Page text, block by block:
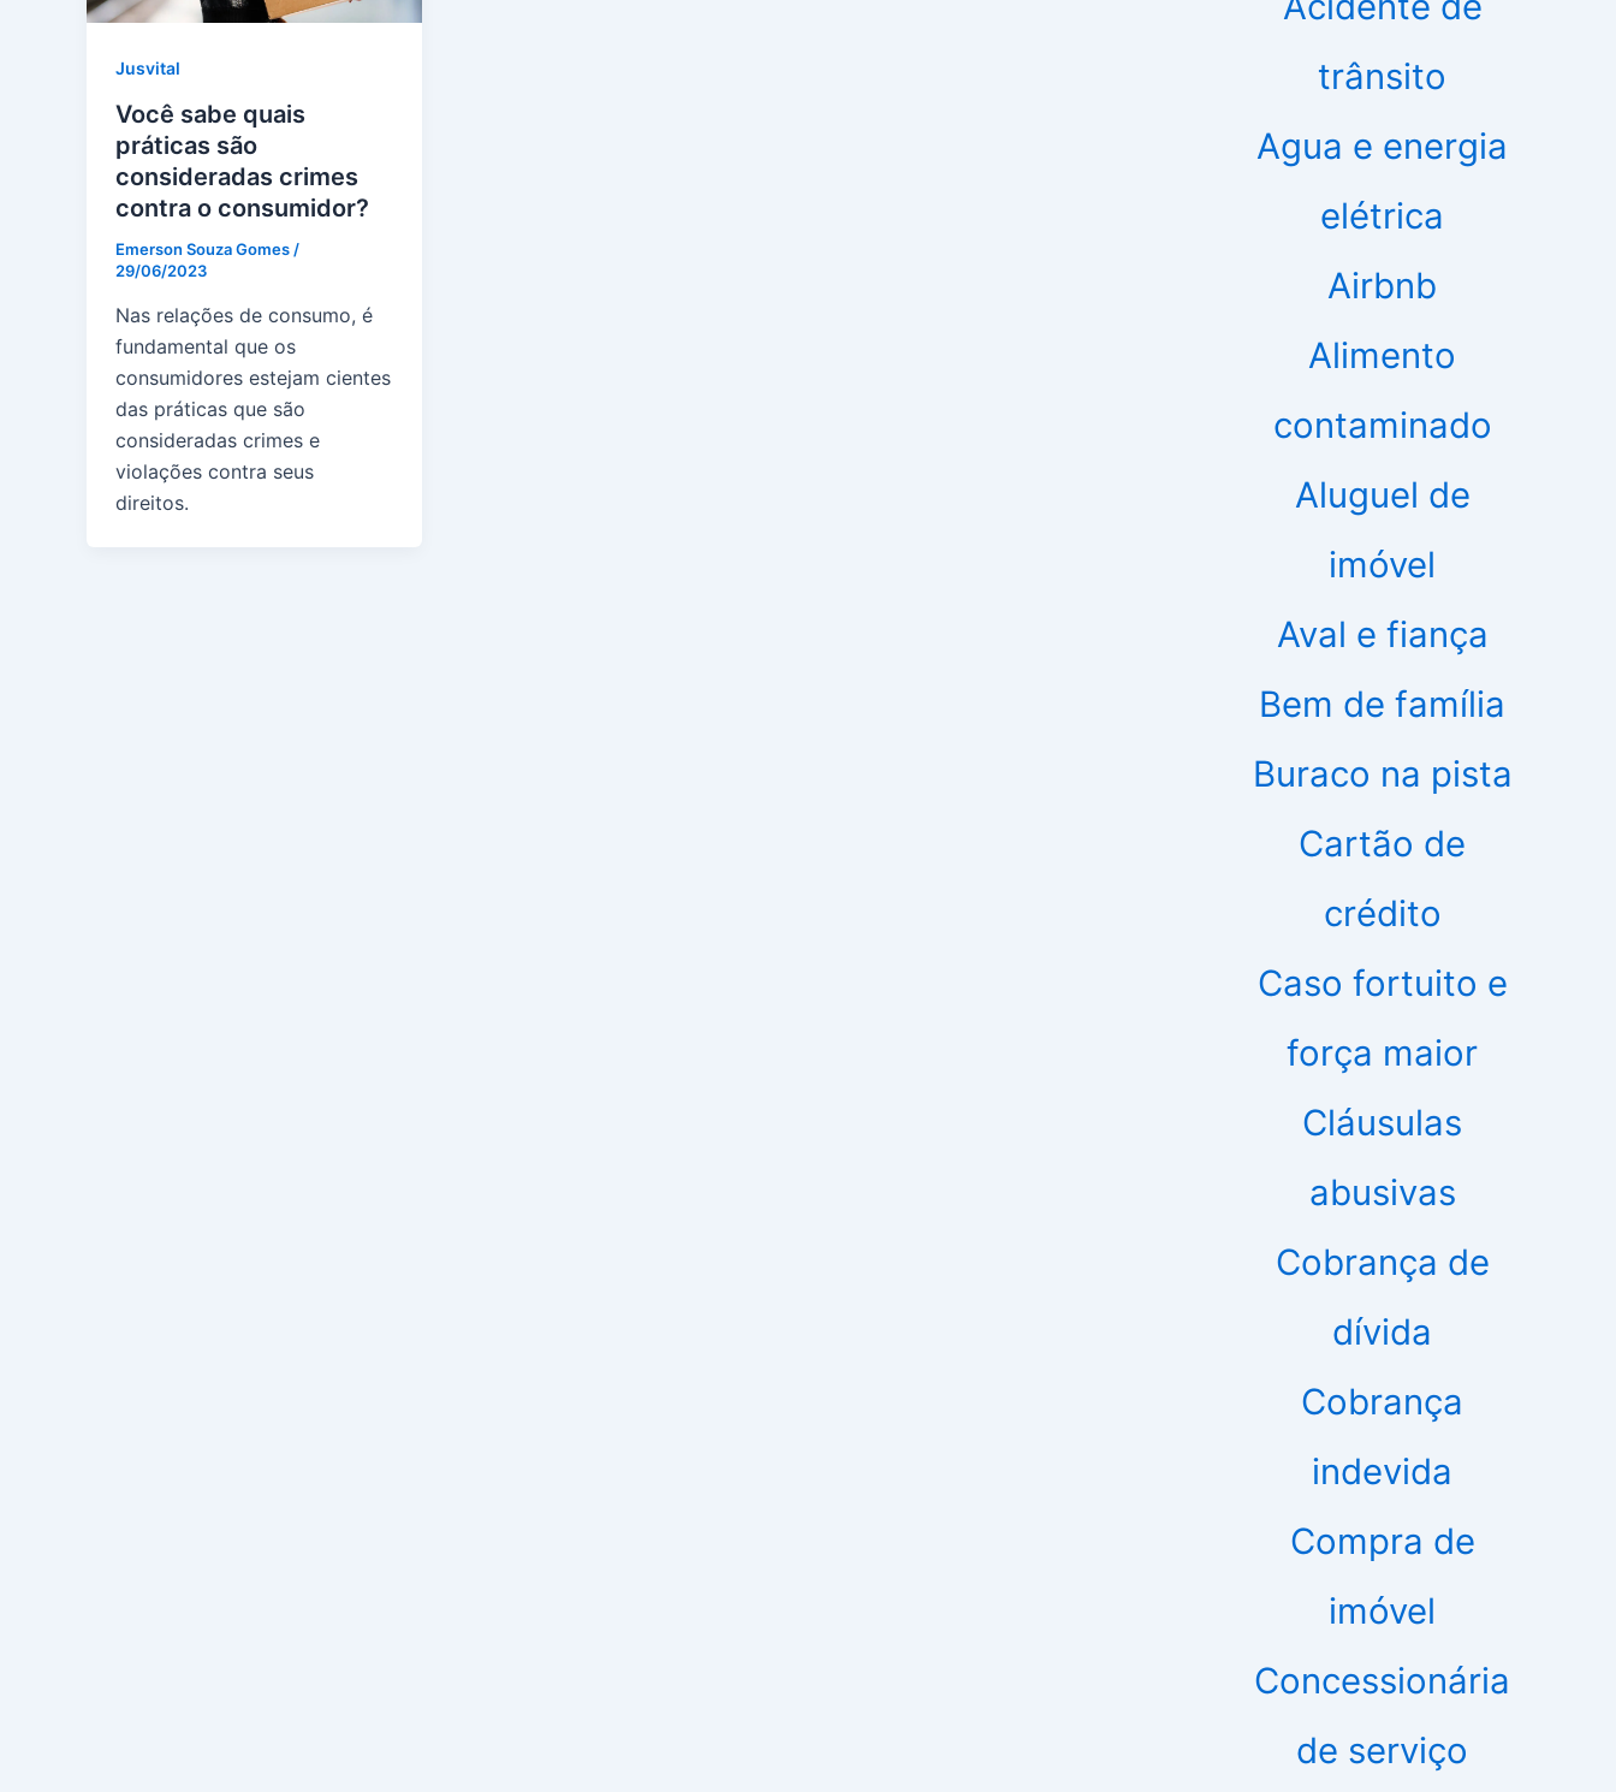
Jusvital
Você sabe quais
práticas são
consideradas crimes
contra o consumidor?
Emerson Souza Gomes /
29/06/2023
Nas relações de consumo, é
fundamental que os
consumidores estejam cientes
das práticas que são
consideradas crimes e
violações contra seus
direitos.
trânsito
Agua e energia
elétrica
Airbnb
Alimento
contaminado
Aluguel de
imóvel
Aval e fiança
Bem de família
Buraco na pista
Cartão de
crédito
Caso fortuito e
força maior
Cláusulas
abusivas
Cobrança de
dívida
Cobrança
indevida
Compra de
imóvel
Concessionária
de serviço